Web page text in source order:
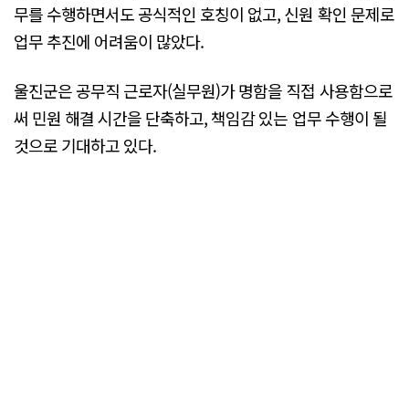
무를 수행하면서도 공식적인 호칭이 없고, 신원 확인 문제로
업무 추진에 어려움이 많았다.
울진군은 공무직 근로자(실무원)가 명함을 직접 사용함으로
써 민원 해결 시간을 단축하고, 책임감 있는 업무 수행이 될
것으로 기대하고 있다.